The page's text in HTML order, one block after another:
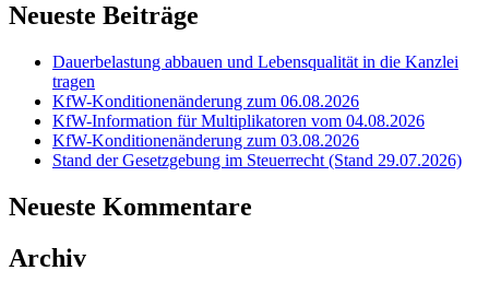
Neueste Beiträge
Dauerbelastung abbauen und Lebensqualität in die Kanzlei
tragen
KfW-Konditionenänderung zum 06.08.2026
KfW-Information für Multiplikatoren vom 04.08.2026
KfW-Konditionenänderung zum 03.08.2026
Stand der Gesetzgebung im Steuerrecht (Stand 29.07.2026)
Neueste Kommentare
Archiv